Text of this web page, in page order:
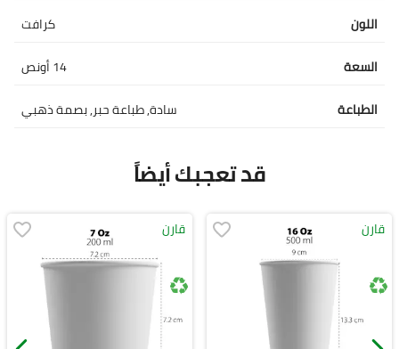
اللون
كرافت
السعة
14 أونص
الطباعة
سادة, طباعة حبر, بصمة ذهبي
قد تعجبك أيضاً
قارن قارن